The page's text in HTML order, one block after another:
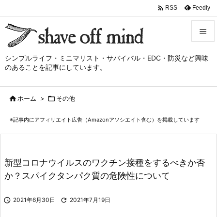
シンプルライフ・ミニマリスト・サバイバル・EDC・防災など興味
のあることを記事にしています。

メニュ
サイド
次へ
検索
 RSS Feedly
ホーム > その他
※記事内にアフィリエイト広告（Amazonアソシエイト含む）を掲載しています
新型コロナウイルスのワクチン接種をするべきか否
か？スパイクタンパク質の危険性について
 2021年6月30日  2021年7月19日